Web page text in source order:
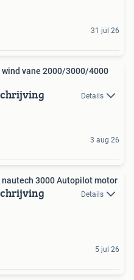
31 jul 26
vane 2000/3000/4000
Details
3 aug 26
3000 Autopilot motor
Details
5 jul 26